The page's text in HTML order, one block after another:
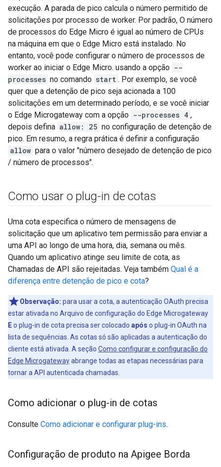
execução. A parada de pico calcula o número permitido de
solicitações por processo de worker. Por padrão, O número
de processos do Edge Micro é igual ao número de CPUs
na máquina em que o Edge Micro está instalado. No
entanto, você pode configurar o número de processos de
worker ao iniciar o Edge Micro. usando a opção --
processes no comando start . Por exemplo, se você
quer que a detenção de pico seja acionada a 100
solicitações em um determinado período, e se você iniciar
o Edge Microgateway com a opção --processes 4 ,
depois defina allow: 25 no configuração de detenção de
pico. Em resumo, a regra prática é definir a configuração
allow para o valor "número desejado de detenção de pico
/ número de processos".
Como usar o plug-in de cotas
Uma cota especifica o número de mensagens de
solicitação que um aplicativo tem permissão para enviar a
uma API ao longo de uma hora, dia, semana ou mês.
Quando um aplicativo atinge seu limite de cota, as
Chamadas de API são rejeitadas. Veja também Qual é a
diferença entre detenção de pico e cota?
Observação: para usar a cota, a autenticação OAuth precisa
estar ativada no Arquivo de configuração do Edge Microgateway
Eo plug-in de cota precisa ser colocado após o plug-in OAuth na
lista de sequências. As cotas só são aplicadas a autenticação do
cliente está ativada. A seção Como configurar e configuração do
Edge Microgatewayabrange todas as etapas necessárias para
tornar a API autenticada chamadas.
Como adicionar o plug-in de cotas
Consulte Como adicionar e configurar plug-ins.
Configuração de produto na Apigee Borda